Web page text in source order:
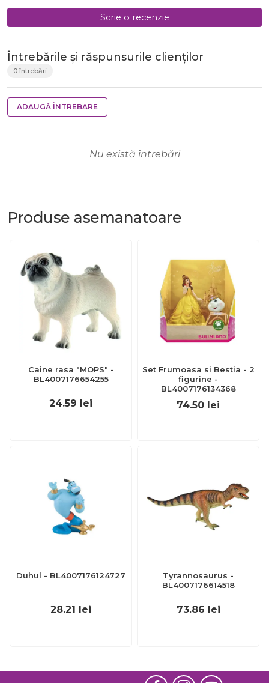
Scrie o recenzie
Întrebările și răspunsurile clienților
0 întrebări
ADAUGĂ ÎNTREBARE
Nu există întrebări
Produse asemanatoare
Caine rasa "MOPS" -
BL4007176654255
24.59 lei
Set Frumoasa si Bestia - 2
figurine -
BL4007176134368
74.50 lei
Duhul - BL4007176124727
28.21 lei
Tyrannosaurus -
BL4007176614518
73.86 lei